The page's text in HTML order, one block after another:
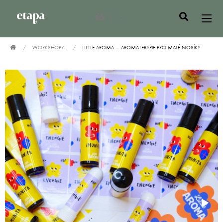
WORKSHOPY LITTLE AROMA — AROMATERAPIE PRO MALÉ NOSÍKY
general.orbit.previous
◀︎ ▶︎